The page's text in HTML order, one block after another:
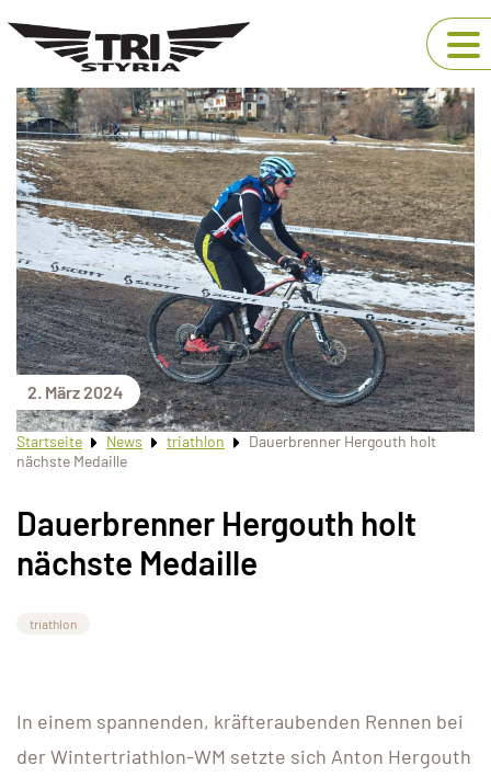
2. März 2024
Startseite News triathlon
Dauerbrenner Hergouth holt
nächste Medaille
Dauerbrenner Hergouth holt
nächste Medaille
triathlon
In einem spannenden, kräfteraubenden Rennen bei
der Wintertriathlon-WM setzte sich Anton Hergouth